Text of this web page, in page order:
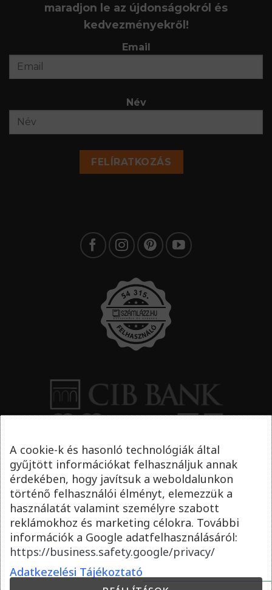
maradjon le az újdonságokról és
kedvezményekről!
Email
Név
FELÍRATKOZÁS
A cookie-k és hasonló technológiák által
gyűjtött információkat felhasználjuk annak
érdekében, hogy javítsuk a weboldalunkon
történő felhasználói élményt, elemezzük a
használatát valamint személyre szabott
reklámokhoz és marketing célokra. További
információk a Google adatfelhasználásáról:
https://business.safety.google/privacy/
Adatkezelési Tájékoztató